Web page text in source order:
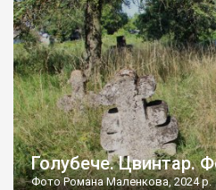
делікатес. На цвинтарі у
різноманітних форм хрестів.
Голубече. Цвинтар.
Фото Романа Маленкова, 2024 р.